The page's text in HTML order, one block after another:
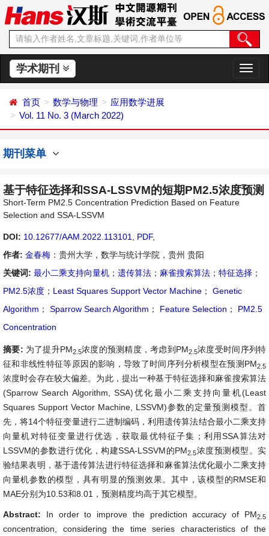
学术期刊
切
换
首页 数学与物理
应用数学进展
Vol. 11 No. 3 (March 2022)
期刊菜单
基于特征选择和SSA-LSSVM的短期PM2.5浓度预测
Short-Term PM2.5 Concentration Prediction Based on Feature
Selection and SSA-LSSVM
DOI: 10.12677/AAM.2022.113101 PDF,
作者: 金春梅 ：贵州大学，数学与统计学院，贵州 贵阳
关键词: 最小二乘支持向量机 ； 遗传算法 ； 麻雀搜索算法 ； 特征选择 ；
PM2.5浓度 ； Least Squares Support Vector Machine ；
Genetic
Algorithm ； Sparrow Search Algorithm ； Feature Selection ；
PM2.5
Concentration
摘要: 为了提升PM2.5浓度的预测精度，考虑到PM2.5浓度受时间序列特
征和非线性特征等原因的影响，导致了时间序列分析模型在预测PM2.5
浓度时会存在较大偏差。为此，提出一种基于特征选择和麻雀搜索算法
(Sparrow Search Algorithm, SSA)优化最小二乘支持向量机(Least
Squares Support Vector Machine, LSSVM)参数的定量预测模型。首
先，将14个特征变量进行二进制编码，利用遗传算法结合最小二乘支持
向量机对特征变量进行优选，获取最优特征子集；利用SSA算法对
LSSVM的参数进行优化，构建SSA-LSSVM的PM2.5浓度预测模型。实
验结果表明，基于遗传算法进行特征选择和麻雀算法优化最小二乘支持
向量机参数的模型，具有明显的预测效果。其中，该模型的RMSE和
MAE分别为10.53和8.01，预测精度均高于其它模型。
Abstract: In order to improve the prediction accuracy of PM2.5
concentration, considering the time series characteristics of the